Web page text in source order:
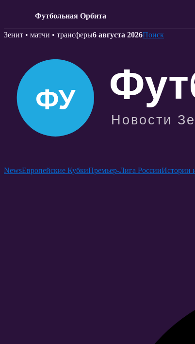
Футбольная Орбита
Skip
Зенит • матчи • трансферы6 августа 2026Поиск
NewsЕвропейские КубкиПремьер-Лига РоссииИстории